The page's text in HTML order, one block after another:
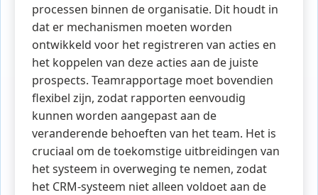
processen binnen de organisatie. Dit houdt in
dat er mechanismen moeten worden
ontwikkeld voor het registreren van acties en
het koppelen van deze acties aan de juiste
prospects. Teamrapportage moet bovendien
flexibel zijn, zodat rapporten eenvoudig
kunnen worden aangepast aan de
veranderende behoeften van het team. Het is
cruciaal om de toekomstige uitbreidingen van
het systeem in overweging te nemen, zodat
het CRM-systeem niet alleen voldoet aan de